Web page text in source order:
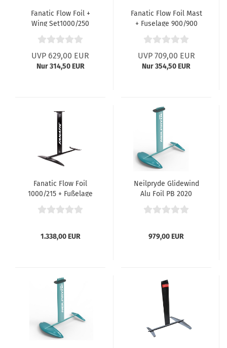
Fanatic Flow Foil +
Wing Set1000/250
Windsurf
UVP 629,00 EUR
Nur 314,50 EUR
Fanatic Flow Foil Mast
+ Fuselage 900/900
UVP 709,00 EUR
Nur 354,50 EUR
Fanatic Flow Foil
1000/215 + Fußelage
Windfoil Set
1.338,00 EUR
Neilpryde Glidewind
Alu Foil PB 2020
979,00 EUR